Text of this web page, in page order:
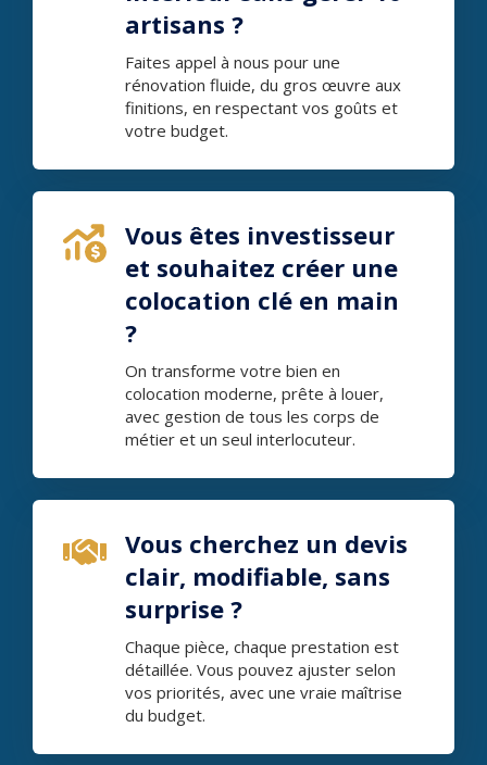
artisans ?
Faites appel à nous pour une
rénovation fluide, du gros œuvre aux
finitions, en respectant vos goûts et
votre budget.
Vous êtes investisseur
et souhaitez créer une
colocation clé en main
?
On transforme votre bien en
colocation moderne, prête à louer,
avec gestion de tous les corps de
métier et un seul interlocuteur.
Vous cherchez un devis
clair, modifiable, sans
surprise ?
Chaque pièce, chaque prestation est
détaillée. Vous pouvez ajuster selon
vos priorités, avec une vraie maîtrise
du budget.